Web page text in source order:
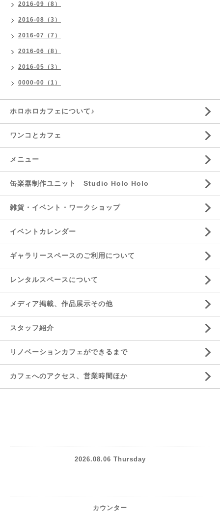
2016-09（8）
2016-08（3）
2016-07（7）
2016-06（8）
2016-05（3）
0000-00（1）
ホロホロカフェについて♪
ワンコとカフェ
メニュー
缶楽器制作ユニット Studio Holo Holo
雑貨・イベント・ワークショップ
イベントカレンダー
ギャラリースペースのご利用について
レンタルスペースについて
メディア掲載、作品展示その他
スタッフ紹介
リノベーションカフェができるまで
カフェへのアクセス、営業時間ほか
2026.08.06 Thursday
カウンター